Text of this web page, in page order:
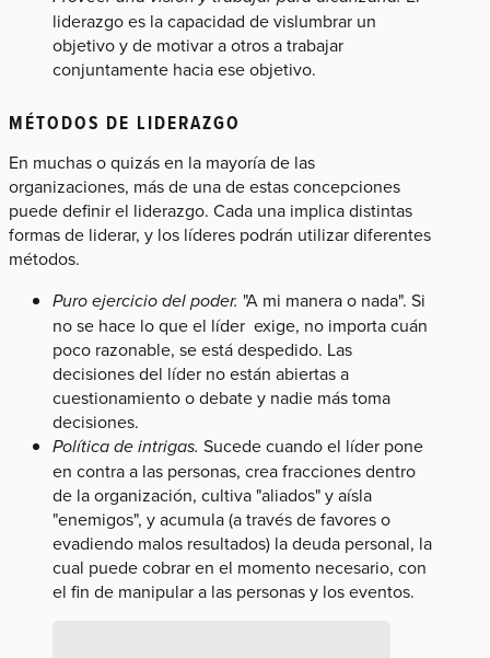
liderazgo es la capacidad de vislumbrar un
objetivo y de motivar a otros a trabajar
conjuntamente hacia ese objetivo.
MÉTODOS DE LIDERAZGO
En muchas o quizás en la mayoría de las
organizaciones, más de una de estas concepciones
puede definir el liderazgo. Cada una implica distintas
formas de liderar, y los líderes podrán utilizar diferentes
métodos.
Puro ejercicio del poder. "A mi manera o nada". Si
no se hace lo que el líder exige, no importa cuán
poco razonable, se está despedido. Las
decisiones del líder no están abiertas a
cuestionamiento o debate y nadie más toma
decisiones.
Política de intrigas. Sucede cuando el líder pone
en contra a las personas, crea fracciones dentro
de la organización, cultiva "aliados" y aísla
"enemigos", y acumula (a través de favores o
evadiendo malos resultados) la deuda personal, la
cual puede cobrar en el momento necesario, con
el fin de manipular a las personas y los eventos.